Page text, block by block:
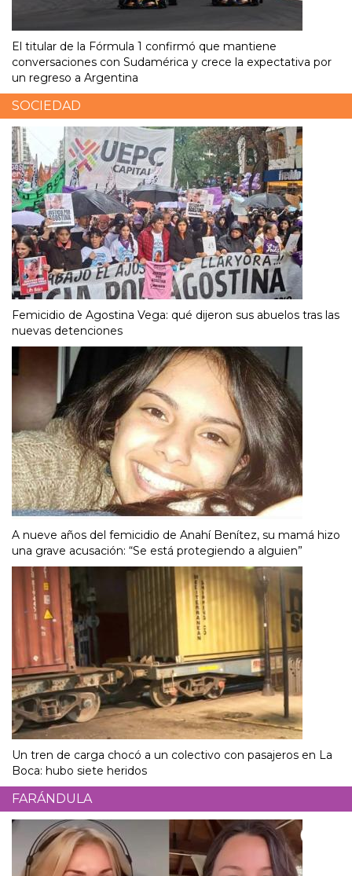
El titular de la Fórmula 1 confirmó que mantiene
conversaciones con Sudamérica y crece la expectativa por
un regreso a Argentina
SOCIEDAD
Femicidio de Agostina Vega: qué dijeron sus abuelos tras las
nuevas detenciones
A nueve años del femicidio de Anahí Benítez, su mamá hizo
una grave acusación: “Se está protegiendo a alguien”
Un tren de carga chocó a un colectivo con pasajeros en La
Boca: hubo siete heridos
FARÁNDULA